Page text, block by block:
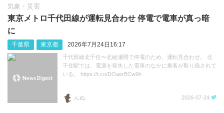
気象・災害
東京メトロ千代田線が運転見合わせ 停電で電車が真っ暗
に
千葉県 東京都 2026年7月24日16:17
千代田線北千住〜北綾瀬間で停電のため、運転見合わせ。 北
千住駅では、電源を喪失した電車のなかに乗客が取り残されて
いる。 https://t.co/DOaerBCw9h
んぬ 2026-07-24